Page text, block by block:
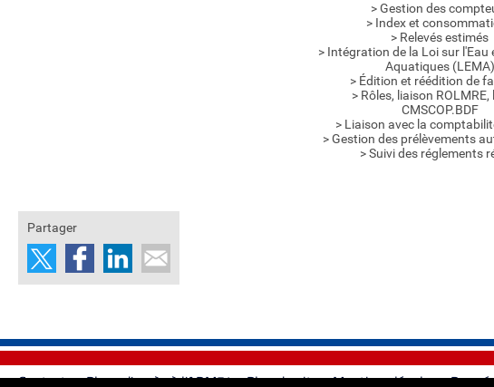
> Gestion des
> Index et
> Relevés estimés
> Intégration de la Loi sur l'Eau
Aquatiques (LEMA)
> Édition et réédition de
> Rôles, liaison ROLMRE,
CMSCOP.BDF
> Liaison avec la
> Gestion des prélèvements
> Suivi des réglements
Partager
Contacts-Plans d'accès à l'ADM54-Plan du site-Mentions légales-